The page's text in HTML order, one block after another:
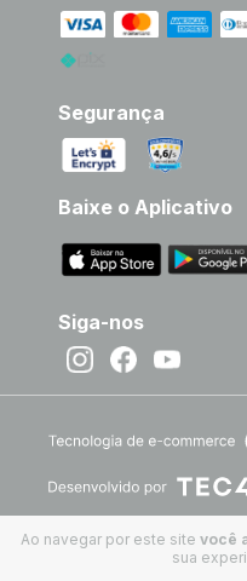
Ao navegar por este site você
sua
Segurança
Baixe o Aplicativo
Siga-nos